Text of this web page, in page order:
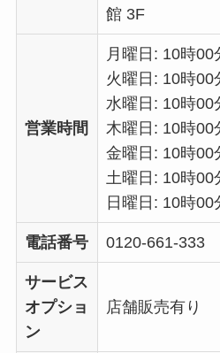
館 3F
営業時間
月曜日: 10時00
火曜日: 10時00
水曜日: 10時00
木曜日: 10時00
金曜日: 10時00
土曜日: 10時00
日曜日: 10時
電話番号 0120-661-333
サービス
オプショ
ン
店舗販売有り